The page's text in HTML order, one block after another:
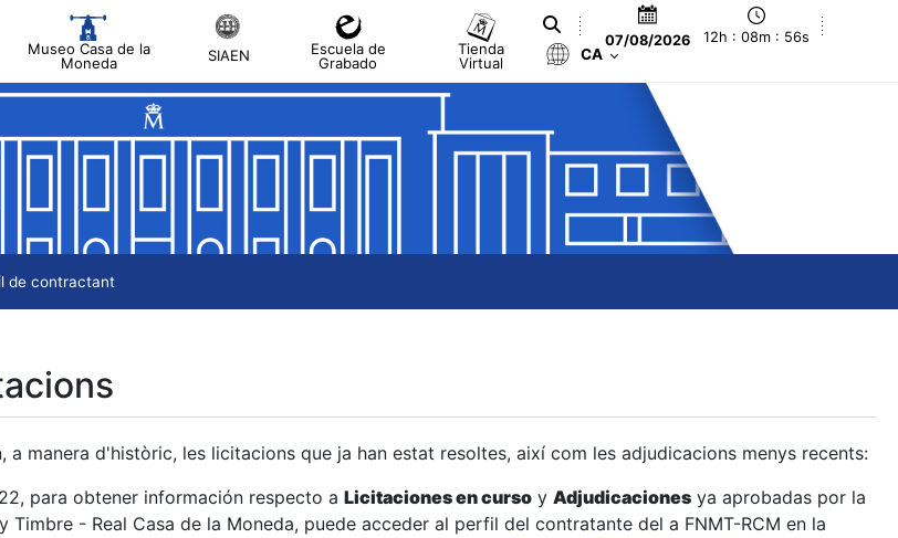
Museo Casa de la
Moneda
SIAEN
Escuela de
Grabado
Tienda
Virtual
07/08/2026 12h : 08m : 57s
CA
de contractant
a manera d'històric, les licitacions que ja han estat resoltes, així com les adjudicacions menys recents:
para obtener información respecto a Licitaciones en curso y Adjudicaciones ya aprobadas por la
Timbre - Real Casa de la Moneda, puede acceder al perfil del contratante del a FNMT-RCM en la